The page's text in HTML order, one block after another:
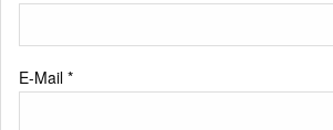
E-Mail *